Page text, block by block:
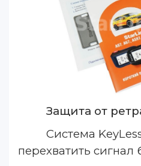
Защита от
Система
перехватить сигнал